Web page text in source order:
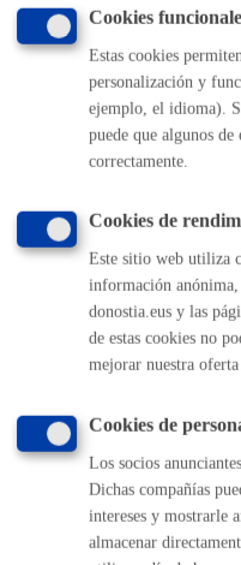
Volver al índice
Comunícate con el
Sebastián
(+34) 943 481 000
Buzón de la ciudadanía
Informar de un error en
Enlaces útiles
Perfil del contratante
Sede electrónica
Mapas - GeoDonostia
Sala de prensa
Mapa web
Cookies
Estas cookies
personalización y
ejemplo, el idioma).
puede que algunos
correctamente.
Cookies de
Este sitio web utiliza
información
donostia.eus y las
de estas cookies no
mejorar nuestra
Cookies de
Los socios
Dichas compañías
intereses y mostrarle
almacenar